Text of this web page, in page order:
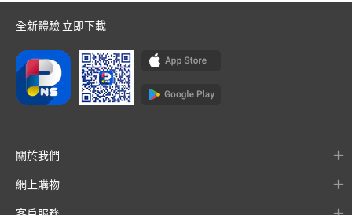
全新體驗 立即下載
關於我們
網上購物